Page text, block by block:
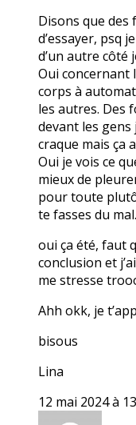
Disons que des
d’essayer, psq
d’un autre côté
Oui concernant
corps à
les autres. Des
devant les gens
craque mais ça
Oui je vois ce
mieux de
pour toute
te fasses du mal.
oui ça été, faut
conclusion et
me stresse
Ahh okk, je
bisous
Lina
12 mai 2024 à